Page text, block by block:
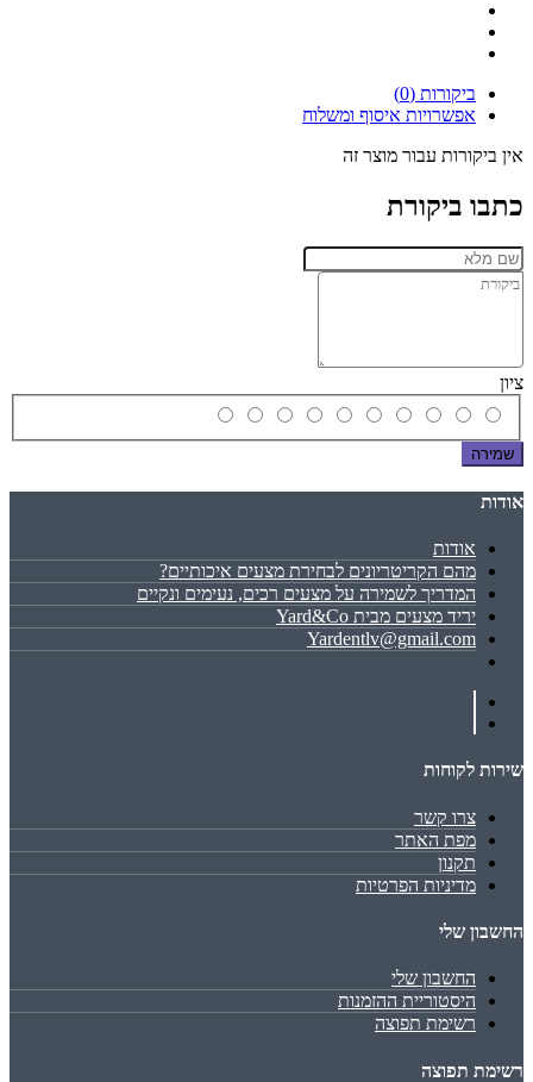
ביקורות (0)
אפשרויות איסוף ומשלוח
אין ביקורות עבור מוצר זה
כתבו ביקורת
ציון
שמירה
אודות
אודות
מהם הקריטריונים לבחירת מצעים איכותיים?
המדריך לשמירה על מצעים רכים, נעימים ונקיים
יריד מצעים מבית Yard&Co
Yardentlv@gmail.com
שירות לקוחות
צרו קשר
מפת האתר
תקנון
מדיניות הפרטיות
החשבון שלי
החשבון שלי
היסטוריית ההזמנות
רשימת תפוצה
רשימת תפוצה